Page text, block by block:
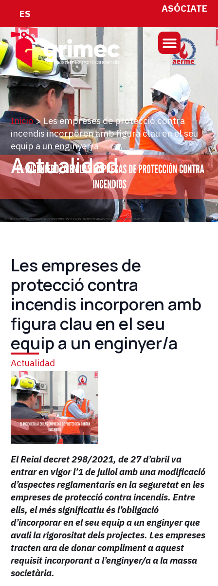
ASÓCIATE
ES
Inicio>Les empreses de protecció contra
incendis incorporen amb figura clau en el seu
equip a un enginyer/a
Actualidad
Les empreses de
protecció contra
incendis incorporen amb
figura clau en el seu
equip a un enginyer/a
Actualidad
El Reial decret 298/2021, de 27 d’abril va
entrar en vigor l’1 de juliol amb una modificació
d’aspectes reglamentaris en la seguretat en les
empreses de protecció contra incendis. Entre
ells, el més significatiu és l’obligació
d’incorporar en el seu equip a un enginyer que
avali la rigorositat dels projectes. Les empreses
tracten ara de donar compliment a aquest
requisit incorporant a l’enginyer/a a la massa
societària.